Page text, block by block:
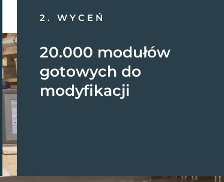
2. WYCEŃ
20.000 modułów
gotowych do
modyfikacji